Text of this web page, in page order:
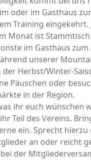
oder im Gasthaus
Training eingekehrt.
Monat ist
im Gasthaus zum
unserer
der Herbst/Winter-
Päuschen oder
in der Region.
ihr euch wünschen
Teil des Vereins.
ein. Sprecht hierzu
an oder reicht
der